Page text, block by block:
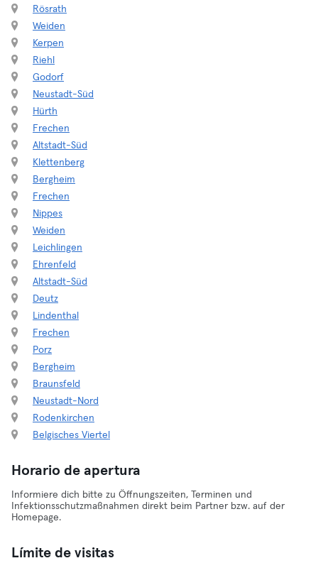
Rösrath
Weiden
Kerpen
Riehl
Godorf
Neustadt-Süd
Hürth
Frechen
Altstadt-Süd
Klettenberg
Bergheim
Frechen
Nippes
Weiden
Leichlingen
Ehrenfeld
Altstadt-Süd
Deutz
Lindenthal
Frechen
Porz
Bergheim
Braunsfeld
Neustadt-Nord
Rodenkirchen
Belgisches Viertel
Horario de apertura
Informiere dich bitte zu Öffnungszeiten, Terminen und
Infektionsschutzmaßnahmen direkt beim Partner bzw. auf der
Homepage.
Límite de visitas